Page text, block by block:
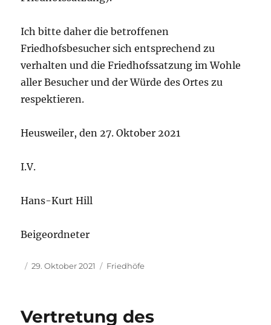
Ich bitte daher die betroffenen
Friedhofsbesucher sich entsprechend zu
verhalten und die Friedhofssatzung im Wohle
aller Besucher und der Würde des Ortes zu
respektieren.
Heusweiler, den 27. Oktober 2021
I.V.
Hans-Kurt Hill
Beigeordneter
Autor
Veröffentlicht
29. Oktober 2021 Kategorien
Friedhöfe
Vertretung des